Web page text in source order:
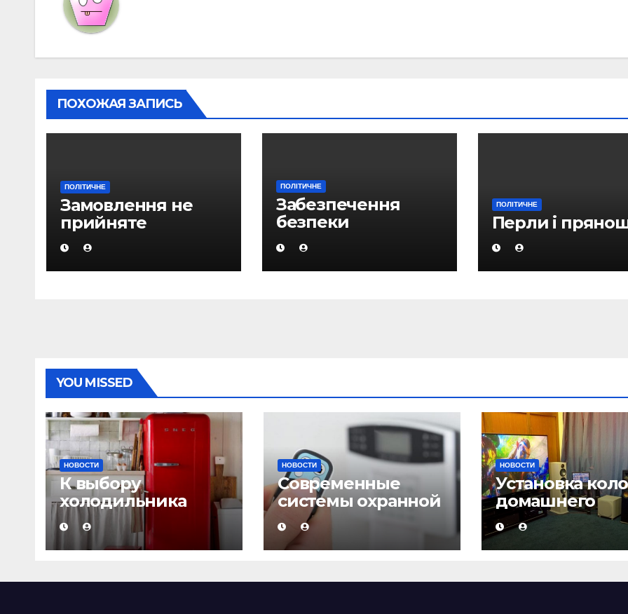
ПОХОЖАЯ ЗАПИСЬ
ПОЛІТИЧНЕ
Замовлення не
прийняте
ПОЛІТИЧНЕ
Забезпечення
безпеки
енергопостачань є
одним з головних
пріоритетів в
ПОЛІТИЧНЕ
Перли і
YOU MISSED
НОВОСТИ
К выбору
холодильника
надо подходить с
умом!
НОВОСТИ
Современные
системы охранной
сигнализации
НОВОСТИ
Установка
домашнего
кинотеатра и
настройка